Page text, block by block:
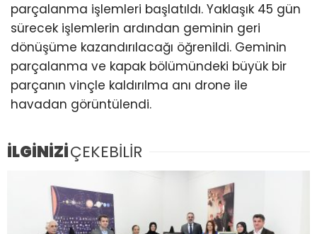
parçalanma işlemleri başlatıldı. Yaklaşık 45 gün
sürecek işlemlerin ardından geminin geri
dönüşüme kazandırılacağı öğrenildi. Geminin
parçalanma ve kapak bölümündeki büyük bir
parçanın vinçle kaldırılma anı drone ile
havadan görüntülendi.
İLGİNİZİÇEKEBİLİR